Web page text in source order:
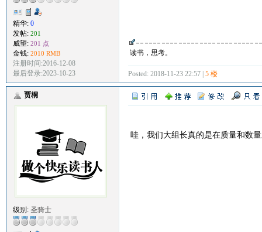
精华: 0
发帖: 201
威望: 201 点
金钱: 2010 RMB
注册时间:2016-12-08
最后登录:2023-10-23
读书，思考。
Posted: 2018-11-23 22:57 | 5 楼
贾桐
级别: 圣骑士
哇，我们大组长真的是在质量和数